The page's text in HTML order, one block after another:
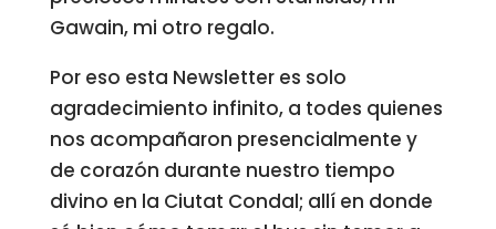
Gawain, mi otro regalo.
Por eso esta Newsletter es solo
agradecimiento infinito, a todes quienes
nos acompañaron presencialmente y
de corazón durante nuestro tiempo
divino en la Ciutat Condal; allí en donde